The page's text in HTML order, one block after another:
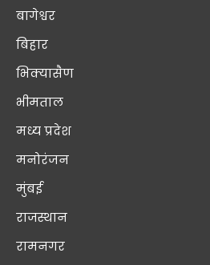
बागेश्वर
बिहार
भिक्यासैण
भीमताल
मध्य प्रदेश
मनोरंजन
मुंबई
राजस्थान
रामनगर